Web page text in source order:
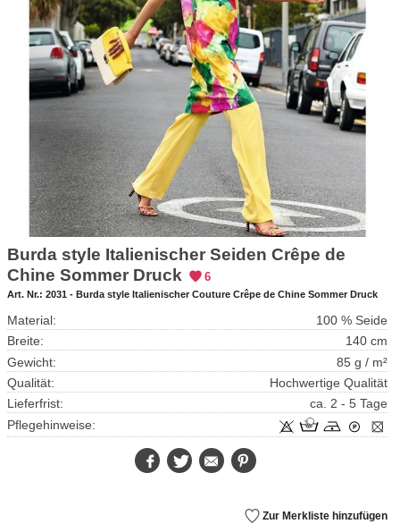
Burda style Italienischer Seiden Crêpe de
Chine Sommer Druck
6
Art. Nr.: 2031 - Burda style Italienischer Couture Crêpe de Chine Sommer Druck
Material:
100 % Seide
Breite:
140 cm
Gewicht:
85 g / m²
Qualität:
Hochwertige Qualität
Lieferfrist:
ca. 2 - 5 Tage
Pflegehinweise:
FacebookTwitter E-
Mail
Zur Merkliste hinzufügen